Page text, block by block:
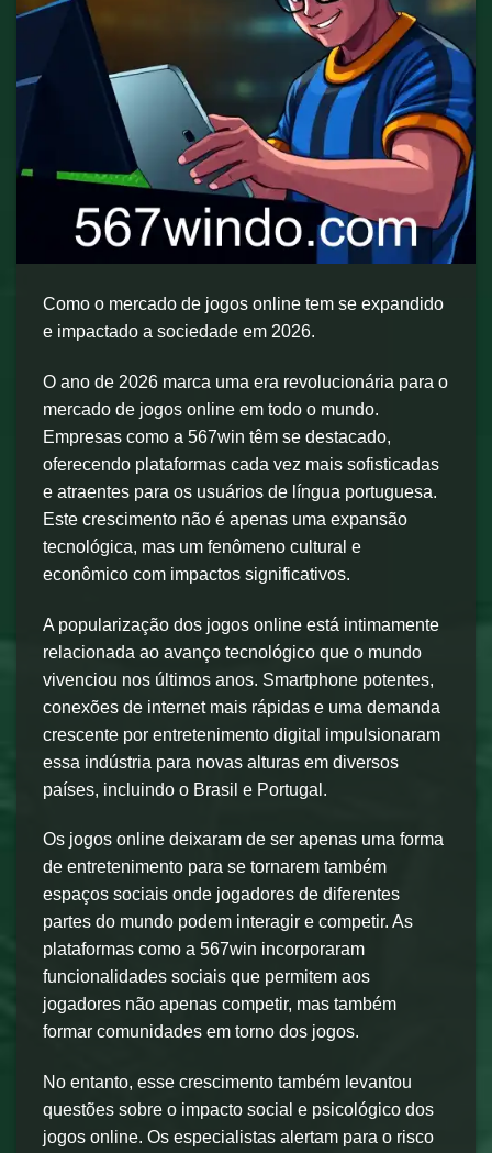
Como o mercado de jogos online tem se expandido
e impactado a sociedade em 2026.
O ano de 2026 marca uma era revolucionária para o
mercado de jogos online em todo o mundo.
Empresas como a 567win têm se destacado,
oferecendo plataformas cada vez mais sofisticadas
e atraentes para os usuários de língua portuguesa.
Este crescimento não é apenas uma expansão
tecnológica, mas um fenômeno cultural e
econômico com impactos significativos.
A popularização dos jogos online está intimamente
relacionada ao avanço tecnológico que o mundo
vivenciou nos últimos anos. Smartphone potentes,
conexões de internet mais rápidas e uma demanda
crescente por entretenimento digital impulsionaram
essa indústria para novas alturas em diversos
países, incluindo o Brasil e Portugal.
Os jogos online deixaram de ser apenas uma forma
de entretenimento para se tornarem também
espaços sociais onde jogadores de diferentes
partes do mundo podem interagir e competir. As
plataformas como a 567win incorporaram
funcionalidades sociais que permitem aos
jogadores não apenas competir, mas também
formar comunidades em torno dos jogos.
No entanto, esse crescimento também levantou
questões sobre o impacto social e psicológico dos
jogos online. Os especialistas alertam para o risco